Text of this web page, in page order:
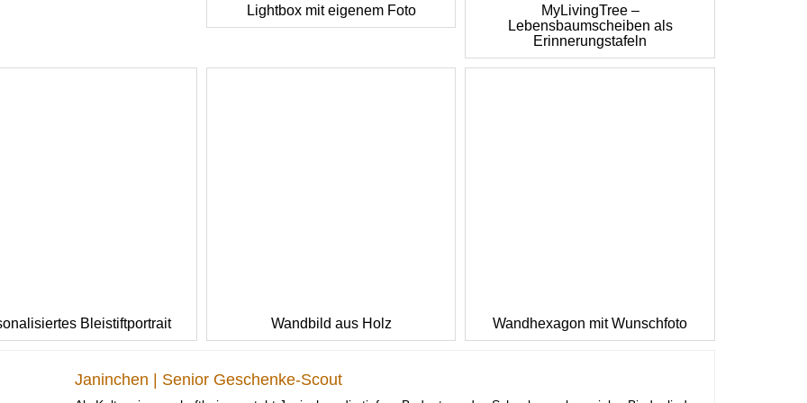
Lightbox mit eigenem Foto
MyLivingTree –
Lebensbaumscheiben als
Erinnerungstafeln
Bleistiftportrait Wandbild aus Holz Wandhexagon mit Wunschfoto
Janinchen | Senior Geschenke-Scout